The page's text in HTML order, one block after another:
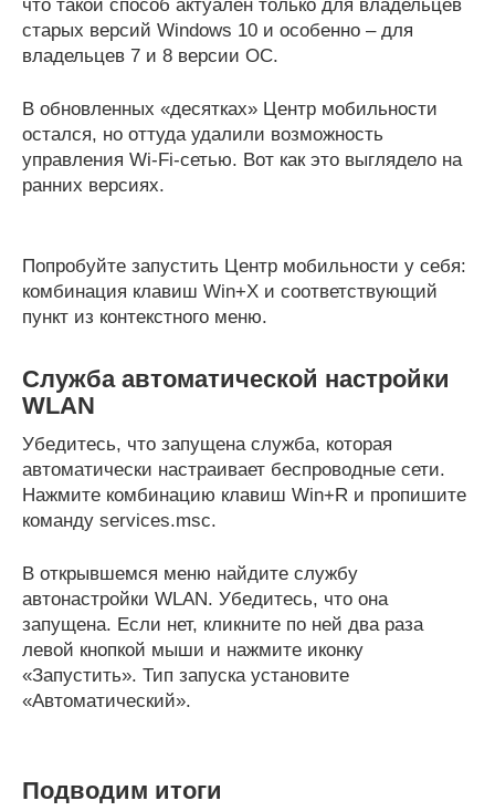
что такой способ актуален только для владельцев
старых версий Windows 10 и особенно – для
владельцев 7 и 8 версии ОС.
В обновленных «десятках» Центр мобильности
остался, но оттуда удалили возможность
управления Wi-Fi-сетью. Вот как это выглядело на
ранних версиях.
Попробуйте запустить Центр мобильности у себя:
комбинация клавиш Win+X и соответствующий
пункт из контекстного меню.
Служба автоматической настройки
WLAN
Убедитесь, что запущена служба, которая
автоматически настраивает беспроводные сети.
Нажмите комбинацию клавиш Win+R и пропишите
команду services.msc.
В открывшемся меню найдите службу
автонастройки WLAN. Убедитесь, что она
запущена. Если нет, кликните по ней два раза
левой кнопкой мыши и нажмите иконку
«Запустить». Тип запуска установите
«Автоматический».
Подводим итоги